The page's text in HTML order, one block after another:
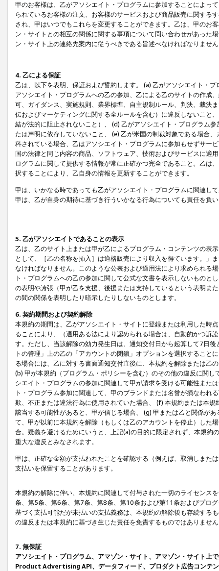
甲のお客様は、乙がアソシエイト・プログラムに参加することによっ
られているお客様の注文、お客様のサービスおよび商品販売に関する
され、甲はいつでもこれらを変更することができます。乙は、甲のお
ン・サイトとの相互の関係に関する事項について問い合わせがあった
ン・サイト上の連絡先案内に従うべきである旨述べなければなりませ
4. 乙による保証
乙は、以下を表明、保証および誓約します。 (a) 乙がアソシエイト・
アソシエイト・プログラムへの乙の参加、乙による乙のサイトの作成
可、ガイダンス、実施規則、業界標準、自主規制ルール、判決、裁決
伝およびマーケティングに関する全ルールを含む）に違反しないこと
結が法的に阻止されないこと）、 (d) 乙がアソシエイト・プログラム
たは声明に依存していないこと、 (e) 乙が米国の制裁対象である場合
科されている場合、乙はアソシエイト・プログラムに参加もせずサー
国の法律と同じ内容の商品、ソフトウェア、技術およびサービスに適
ログラムに関して提供する情報が常に正確かつ完全であること。乙は
択することにより、乙自身の情報を更新することができます。
甲は、いかなる時であっても乙がアソシエイト・プログラムに関連し
甲は、乙が自身の期待に基づき行ういかなる行為についても責任を負
5. 乙がアソシエイトであることの表示
乙は、乙のサイト上または甲が乙によるプログラム・コンテンツの表
として、［乙の名称を挿入］は適格販売により収入を得ています。」
なければなりません。このような公表および適用法により求められる
ト・プログラムへの乙の参加に関して公式な文書を表示しないもの
の表明や誇張（甲が乙を支援、後援または支持しているという表明ま
の間の関係を表明したり暗示したりしないものとします。
6. 契約期間および契約解除
本規約の期間は、乙がアソシエイト・サイトに登録または利用した時
ることにより、（適用ある法により認められる場合は、自動的かつ訴
す。ただし、当該解除の効力発生日は、通知交付日から起算して7日
トの管理」上の乙の「アカウントの閉鎖」オプションを選択するこ
る場合には、乙に対する書面通知交付直後に、本規約を解除または乙
(b) 甲が本規約（プログラム・ポリシーを含む）のその他の違反に関
シエイト・プログラムの参加に関連して甲が請求を受ける可能性また
ト・プログラム参加に関連して、甲のブランドまたは名誉が損なわれ
欺、不正または違法行為に使用されていた場合、 (f) 本規約または本
該当する可能性があると、甲が信じる場合、 (g) 甲または乙と関係が
て、甲が以前に本規約を解除（もしくは乙のアカウントを停止）した
合。疑義を避けるためにいうと、上記(a)の目的に限定されず、本規
重大な違反とみなされます。
甲は、正確な金額が支払われたことを確認する（例えば、取消しまた
支払いを保留することがあります。
本規約の解除に伴い、本規約に関連して付与された一切のライセンス
条、第5条、第6条、第7条、第8条、第10条および第11条およびプロ
基づく支払可能だが未払いの支払義務は、本規約の解除後も存続する
の違反または本規約に基づき生じた責任を免責するものではありませ
7. 無保証
アソシエイト・プログラム、アマゾン・サイト、アマゾン・サイト上
Product Advertising API、データフィード、プロダクト広告コンテ